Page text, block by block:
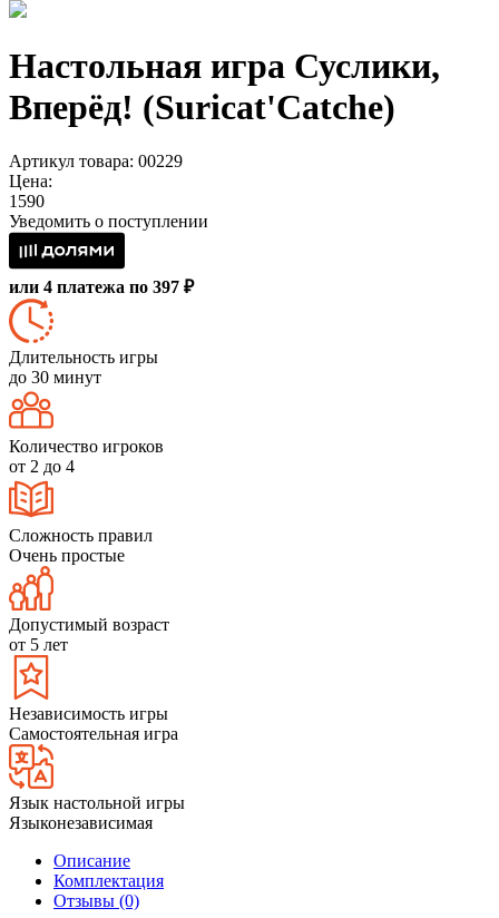
Настольная игра Суслики,
Вперёд! (Suricat'Catche)
Артикул товара: 00229
Цена:
1590
Уведомить о поступлении
или 4 платежа по 397 ₽
Длительность игры
до 30 минут
Количество игроков
от 2 до 4
Сложность правил
Очень простые
Допустимый возраст
от 5 лет
Независимость игры
Самостоятельная игра
Язык настольной игры
Языконезависимая
Описание
Комплектация
Отзывы (0)